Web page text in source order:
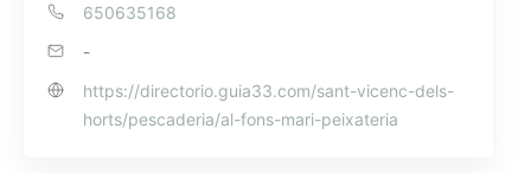
650635168
-
https://directorio.guia33.com/sant-vicenc-dels-
horts/pescaderia/al-fons-mari-peixateria